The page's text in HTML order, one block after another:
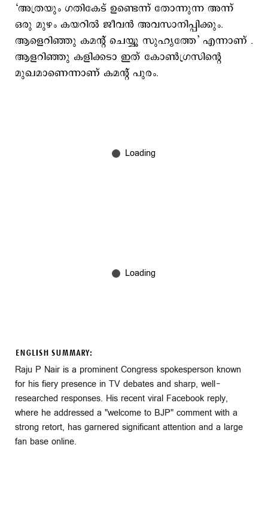
‘അത്രയും ഗതികേട് ഉണ്ടെന്ന് തോന്നുന്ന അന്ന്
ഒരു മുഴം കയറിൽ ജീവൻ അവസാനിപ്പിക്കും.
ആളെറിഞ്ഞു കമന്റ് ചെയ്യൂ സുഹൃത്തേ’ എന്നാണ് .
ആളറിഞ്ഞു കളിക്കടാ ഇത് കോൺഗ്രസിന്‍റെ
മുഖമാണെന്നാണ് കമന്റ് പുരം.
ENGLISH SUMMARY:
Raju P Nair is a prominent Congress spokesperson known
for his fiery presence in TV debates and sharp, well-
researched responses. His recent viral Facebook reply,
where he addressed a "welcome to BJP" comment with a
strong retort, has garnered significant attention and a large
fan base online.